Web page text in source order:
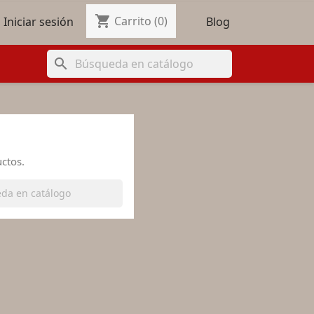
Iniciar sesión shopping_cart Carrito (0) Blog
search